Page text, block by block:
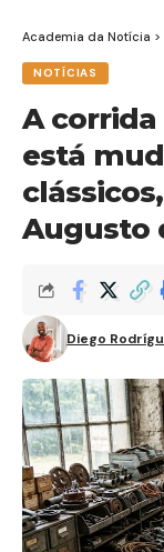
Academia da Notícia >
NOTÍCIAS
A
está
Augusto
Diego